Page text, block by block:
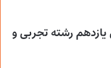
رشته تجربی و